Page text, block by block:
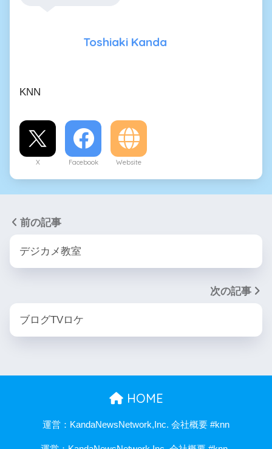
Toshiaki Kanda
KNN
X Facebook Website
前の記事
デジカメ教室
次の記事
ブログTVロケ
HOME
運営：KandaNewsNetwork,Inc. 会社概要 #knn